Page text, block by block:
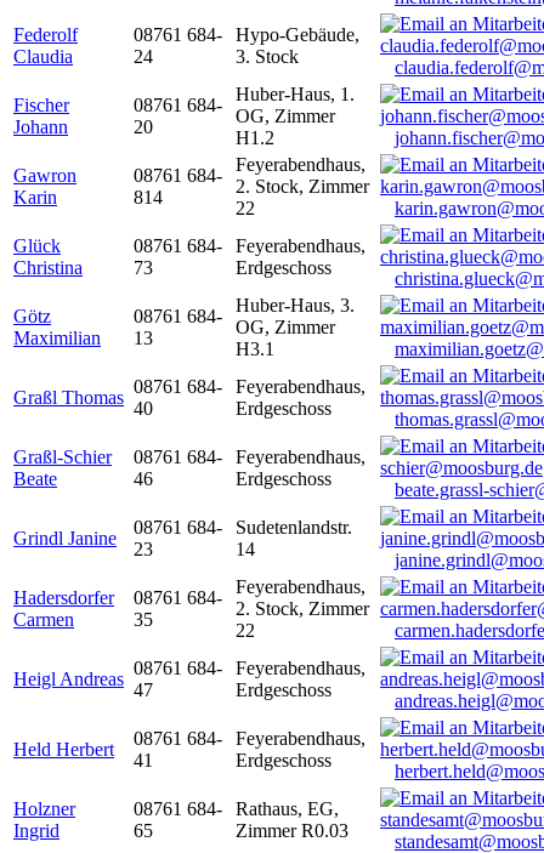
Federolf
Claudia
08761 684-
24
Hypo-Gebäude,
3. Stock
Fischer
Johann
08761 684-
20
Huber-Haus, 1.
OG, Zimmer
H1.2
Gawron
Karin
08761 684-
814
Feyerabendhaus,
2. Stock, Zimmer
22
Glück
Christina
08761 684-
73
Feyerabendhaus,
Erdgeschoss
Götz
Maximilian
08761 684-
13
Huber-Haus, 3.
OG, Zimmer
H3.1
Graßl Thomas
08761 684-
40
Feyerabendhaus,
Erdgeschoss
Graßl-Schier
Beate
08761 684-
46
Feyerabendhaus,
Erdgeschoss
beate.grassl-
Grindl Janine
08761 684-
23
Sudetenlandstr.
14
Hadersdorfer
Carmen
08761 684-
35
Feyerabendhaus,
2. Stock, Zimmer
22
Heigl Andreas
08761 684-
47
Feyerabendhaus,
Erdgeschoss
Held Herbert
08761 684-
41
Feyerabendhaus,
Erdgeschoss
Holzner
Ingrid
08761 684-
65
Rathaus, EG,
Zimmer R0.03